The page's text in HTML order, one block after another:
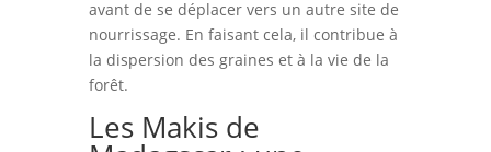
avant de se déplacer vers un autre site de
nourrissage. En faisant cela, il contribue à
la dispersion des graines et à la vie de la
forêt.
Les Makis de